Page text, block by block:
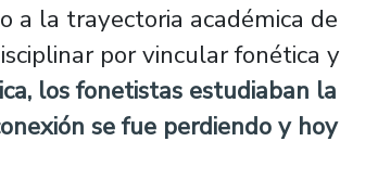
a la trayectoria académica de
por vincular fonética y
los fonetistas estudiaban la
se fue perdiendo y hoy